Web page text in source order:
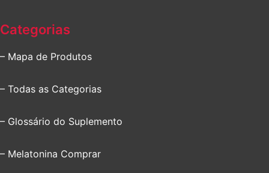
Categorias
– Mapa de Produtos
– Todas as Categorias
– Glossário do Suplemento
– Melatonina Comprar